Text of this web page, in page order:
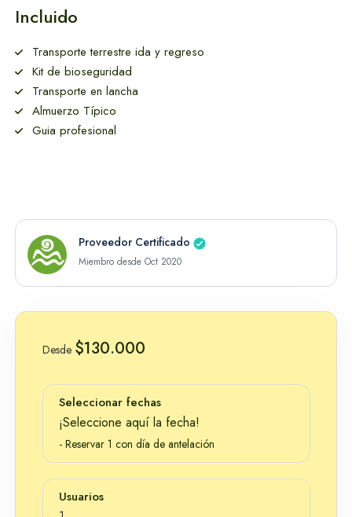
Alquiler de Carros
Experiencias más reservas en
Santa Marta
Parque Tayrona - Cabo San Juan Cabo de la Vela
Incluido
Transporte terrestre ida y regreso
Kit de bioseguridad
Transporte en lancha
Almuerzo Típico
Guia profesional
Proveedor Certificado
Miembro desde Oct 2020
Desde $130.000
Seleccionar fechas
¡Seleccione aquí la fecha!
- Reservar 1 con día de antelación
Usuarios